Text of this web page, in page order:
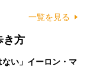
一覧を見る
き方
ない」イーロン・マ